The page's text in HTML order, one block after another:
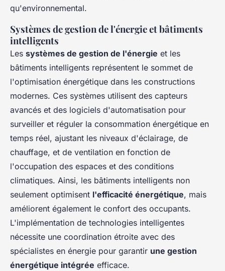
qu'environnemental.
Systèmes de gestion de l'énergie et bâtiments
intelligents
Les systèmes de gestion de l'énergie et les
bâtiments intelligents représentent le sommet de
l'optimisation énergétique dans les constructions
modernes. Ces systèmes utilisent des capteurs
avancés et des logiciels d'automatisation pour
surveiller et réguler la consommation énergétique en
temps réel, ajustant les niveaux d'éclairage, de
chauffage, et de ventilation en fonction de
l'occupation des espaces et des conditions
climatiques. Ainsi, les bâtiments intelligents non
seulement optimisent l'efficacité énergétique, mais
améliorent également le confort des occupants.
L'implémentation de technologies intelligentes
nécessite une coordination étroite avec des
spécialistes en énergie pour garantir une gestion
énergétique intégrée efficace.